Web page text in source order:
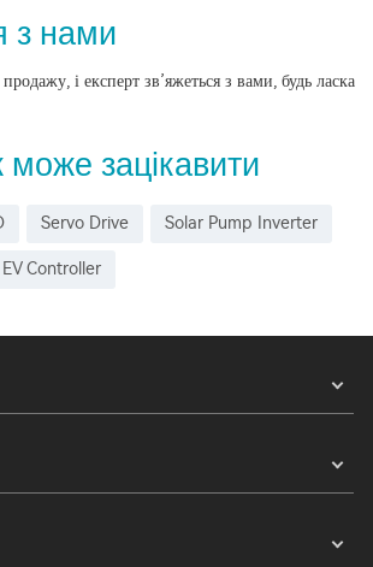
з нами
і експерт зв’яжеться з вами, будь ласка
зацікавити
Servo Drive Solar Pump Inverter
EV Controller